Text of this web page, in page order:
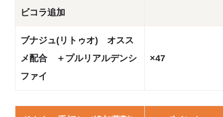
ビコラ追加
ブナジュ(リトゥオ) オスス
メ配合 ＋プルリアルデンシ
ファイ
×47